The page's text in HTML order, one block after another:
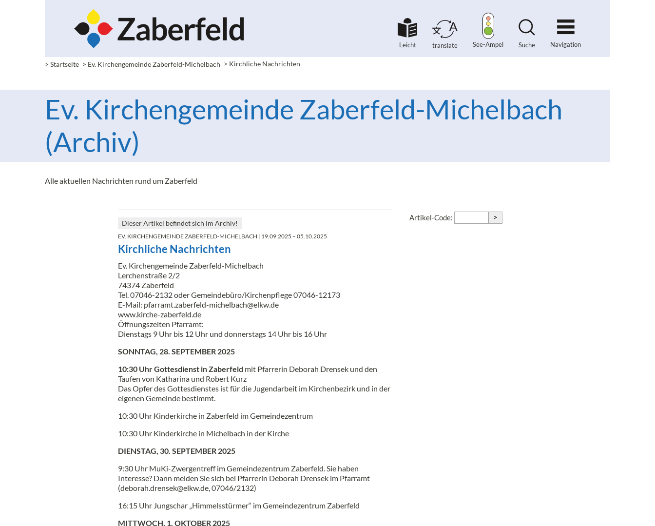
Leicht translate See-Ampel Suche Navigation
> Startseite > Ev. Kirchengemeinde Zaberfeld-Michelbach > Kirchliche Nachrichten
Ev. Kirchengemeinde Zaberfeld-Michelbach
(Archiv)
Alle aktuellen Nachrichten rund um Zaberfeld
Dieser Artikel befindet sich im Archiv!
EV. KIRCHENGEMEINDE ZABERFELD-MICHELBACH | 19.09.2025 – 05.10.2025
Kirchliche Nachrichten
Ev. Kirchengemeinde Zaberfeld-Michelbach
Lerchenstraße 2/2
74374 Zaberfeld
Tel. 07046-2132 oder Gemeindebüro/Kirchenpflege 07046-12173
E-Mail: pfarramt.zaberfeld-michelbach@elkw.de
www.kirche-zaberfeld.de
Öffnungszeiten Pfarramt:
Dienstags 9 Uhr bis 12 Uhr und donnerstags 14 Uhr bis 16 Uhr
SONNTAG, 28. SEPTEMBER 2025
10:30 Uhr Gottesdienst in Zaberfeld mit Pfarrerin Deborah Drensek und den
Taufen von Katharina und Robert Kurz
Das Opfer des Gottesdienstes ist für die Jugendarbeit im Kirchenbezirk und in der
eigenen Gemeinde bestimmt.
10:30 Uhr Kinderkirche in Zaberfeld im Gemeindezentrum
10:30 Uhr Kinderkirche in Michelbach in der Kirche
DIENSTAG, 30. SEPTEMBER 2025
9:30 Uhr MuKi-Zwergentreff im Gemeindezentrum Zaberfeld. Sie haben
Interesse? Dann melden Sie sich bei Pfarrerin Deborah Drensek im Pfarramt
(deborah.drensek@elkw.de, 07046/2132)
16:15 Uhr Jungschar „Himmelsstürmer“ im Gemeindezentrum Zaberfeld
MITTWOCH, 1. OKTOBER 2025
Artikel-Code: >